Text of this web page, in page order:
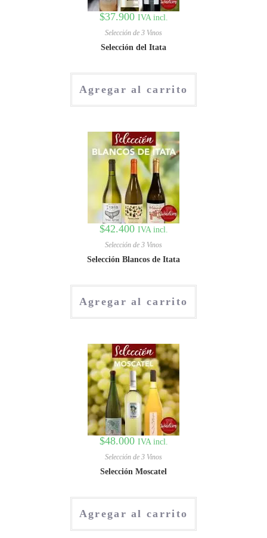
$37.900 IVA incl.
Selección de 3 Vinos
Selección del Itata
Agregar al carrito
$42.400 IVA incl.
Selección de 3 Vinos
Selección Blancos de Itata
Agregar al carrito
$48.000 IVA incl.
Selección de 3 Vinos
Selección Moscatel
Agregar al carrito